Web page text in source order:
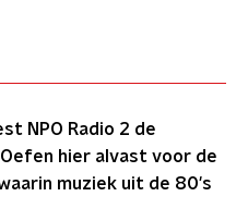
NPO Radio 2 de
hier alvast voor de
muziek uit de 80's